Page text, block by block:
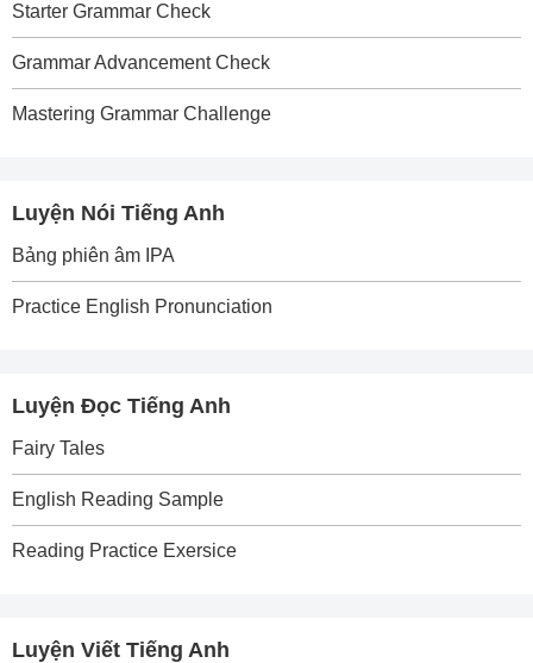
Starter Grammar Check
Grammar Advancement Check
Mastering Grammar Challenge
Luyện Nói Tiếng Anh
Bảng phiên âm IPA
Practice English Pronunciation
Luyện Đọc Tiếng Anh
Fairy Tales
English Reading Sample
Reading Practice Exersice
Luyện Viết Tiếng Anh